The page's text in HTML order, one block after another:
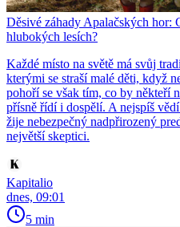
Děsivé záhady Apalačských hor:
hlubokých lesích?
Každé místo na světě má svůj
kterými se straší malé děti, když
pohoří se však tím, co by někteří
přísně řídí i dospělí. A nejspíš
žije nebezpečný nadpřirozený
největší skeptici.
Kapitalio
dnes, 09:01
5 min